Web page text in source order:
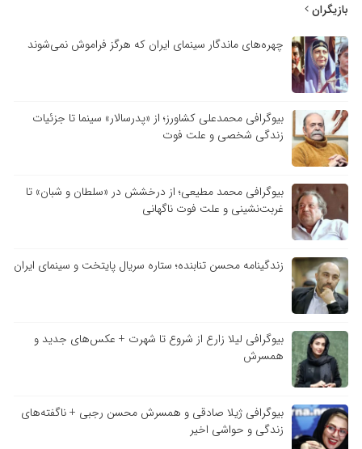
بازیگران
چهره‌های ماندگار سینمای ایران که هرگز فراموش نمی‌شوند
بیوگرافی محمدعلی کشاورز؛ از «پدرسالار» سینما تا جزئیات
زندگی شخصی و علت فوت
بیوگرافی محمد مطیعی؛ از درخشش در «سلطان و شبان» تا
غربت‌نشینی و علت فوت ناگهانی
زندگینامه محسن تنابنده؛ ستاره سریال پایتخت و سینمای ایران
بیوگرافی لیلا زارع از شروع تا شهرت + عکس‌های جدید و
همسرش
بیوگرافی ژیلا صادقی و همسرش محسن رجبی + ناگفته‌های
زندگی و حواشی اخیر